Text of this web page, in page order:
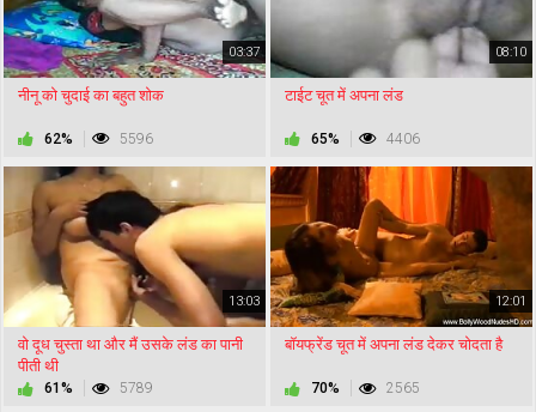
03:37
नीनू को चुदाई का बहुत शोक
62% 5596
08:10
टाईट चूत में अपना लंड
65% 4406
13:03
वो दूध चुस्ता था और मैं उसके लंड का पानी
पीती थी
61% 5789
12:01
बॉयफ्रेंड चूत में अपना लंड देकर चोदता है
70% 2565